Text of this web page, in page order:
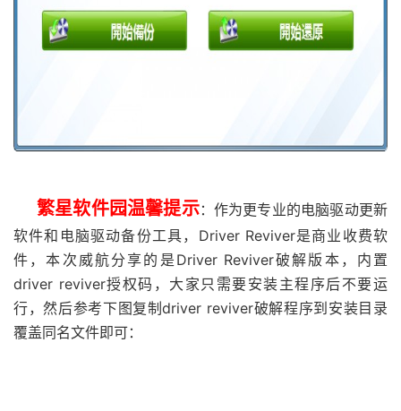
繁星软件园温馨提示：作为更专业的电脑驱动更新
软件和电脑驱动备份工具，Driver Reviver是商业收费软
件，本次威航分享的是Driver Reviver破解版本，内置
driver reviver授权码，大家只需要安装主程序后不要运
行，然后参考下图复制driver reviver破解程序到安装目录
覆盖同名文件即可：